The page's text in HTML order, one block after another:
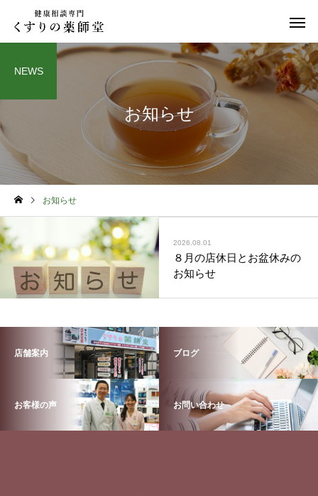
日常のこと
令和８年熊本地震
お盆期間中のご相談に
お知らせ
NEWS
お知らせ
2026.08.01
８月の店休日とお盆休みの
お知らせ
店舗案内 ブログ
お客様の声 お問い合わせ